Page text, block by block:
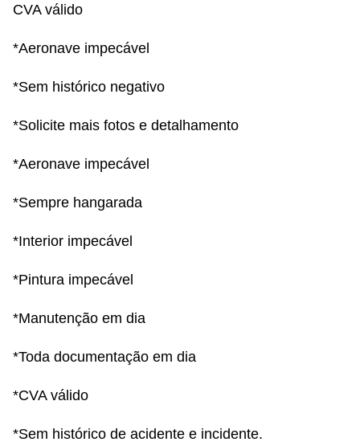
CVA válido
*Aeronave impecável
*Sem histórico negativo
*Solicite mais fotos e detalhamento
*Aeronave impecável
*Sempre hangarada
*Interior impecável
*Pintura impecável
*Manutenção em dia
*Toda documentação em dia
*CVA válido
*Sem histórico de acidente e incidente.